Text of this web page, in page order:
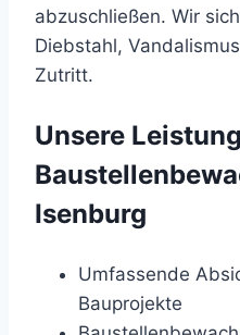
abzuschließen. Wir
Diebstahl,
Zutritt.
Unsere
Isenburg
Umfassende
Bauprojekte